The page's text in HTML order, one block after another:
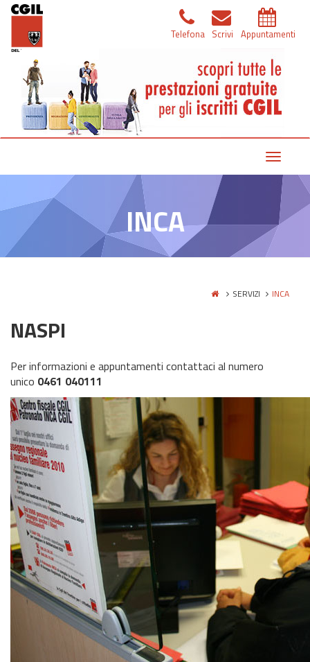
Telefona Scrivi Appuntamenti
Toggle
INCA
SERVIZI INCA
NASPI
Per informazioni e appuntamenti contattaci al numero
unico 0461 040111